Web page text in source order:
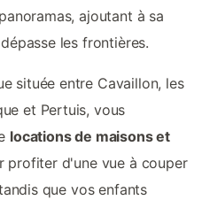
ajoutant à sa
les frontières.
située entre Cavaillon, les
et Pertuis, vous
locations de maisons et
profiter d'une vue à couper
que vos enfants